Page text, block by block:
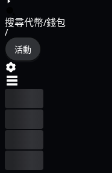
搜尋代幣/錢包
/
活動